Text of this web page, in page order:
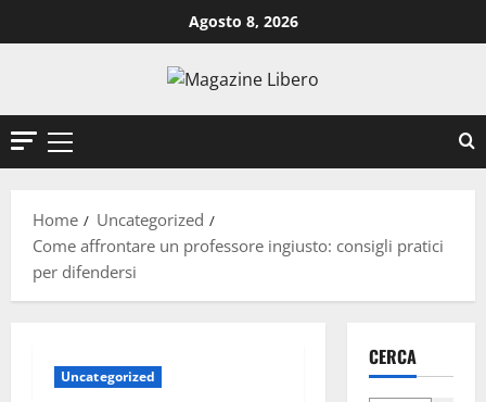
al
Agosto 8, 2026
Menu
Home
Uncategorized
Come affrontare un professore ingiusto: consigli pratici
per difendersi
Uncategorized
CERCA